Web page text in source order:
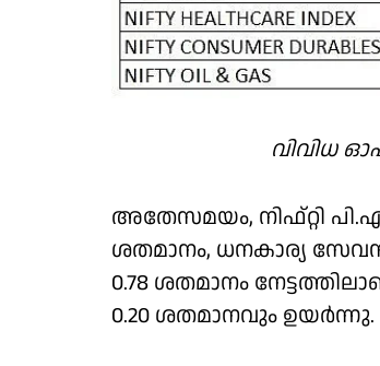
വിവിധ
അതേസമയം, നിഫ്റ്റി
ശതമാനം, ധനകാര്യ
0.78 ശതമാനം
0.20 ശതമാനവും ഉയര്‍ന്നു.